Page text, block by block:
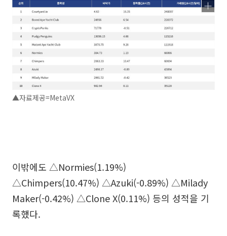
▲자료제공=MetaVX
이밖에도 △Normies(1.19%)
△Chimpers(10.47%) △Azuki(-0.89%) △Milady
Maker(-0.42%) △Clone X(0.11%) 등의 성적을 기
록했다.